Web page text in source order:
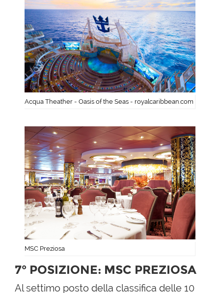
Acqua Theather - Oasis of the Seas - royalcaribbean.com
MSC Preziosa
7° POSIZIONE: MSC PREZIOSA
Al settimo posto della classifica delle 10